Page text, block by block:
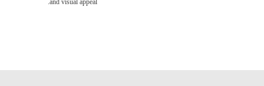
and visual appeal.